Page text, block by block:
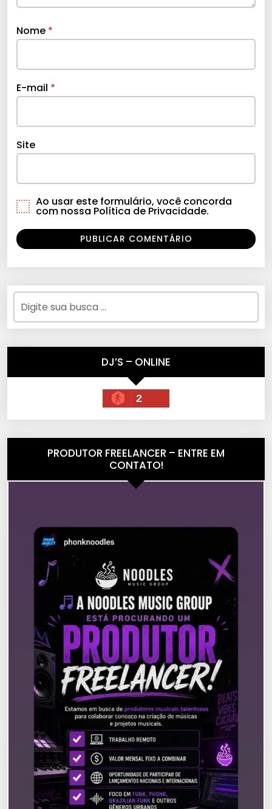
Nome *
E-mail *
Site
Ao usar este formulário, você concorda
com nossa Política de Privacidade.
DJ’S – ONLINE
2
PRODUTOR FREELANCER – ENTRE EM
CONTATO!